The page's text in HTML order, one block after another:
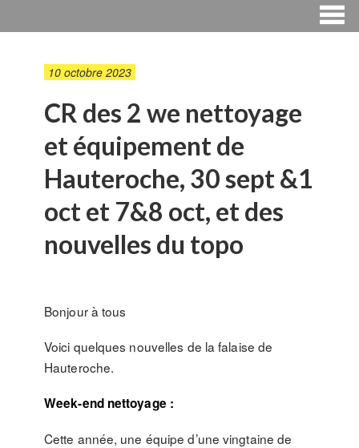
10 octobre 2023
CR des 2 we nettoyage
et équipement de
Hauteroche, 30 sept &1
oct et 7&8 oct, et des
nouvelles du topo
Bonjour à tous
Voici quelques nouvelles de la falaise de
Hauteroche.
Week-end nettoyage :
Cette année, une équipe d’une vingtaine de